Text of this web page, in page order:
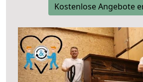
Kostenlose Angebote